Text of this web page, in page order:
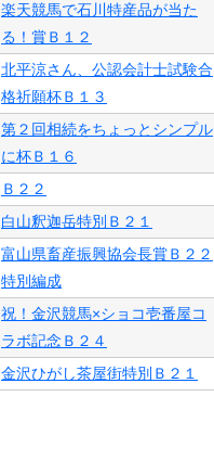
楽天競馬で石川特産品が当た
る！賞Ｂ１２
北平涼さん、公認会計士試験合
格祈願杯Ｂ１３
第２回相続をちょっとシンプル
に杯Ｂ１６
Ｂ２２
白山釈迦岳特別Ｂ２１
富山県畜産振興協会長賞Ｂ２２
特別編成
祝！金沢競馬×ショコ壱番屋コ
ラボ記念Ｂ２４
金沢ひがし茶屋街特別Ｂ２１